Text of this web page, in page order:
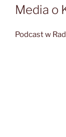
WMedia o
Podcast w